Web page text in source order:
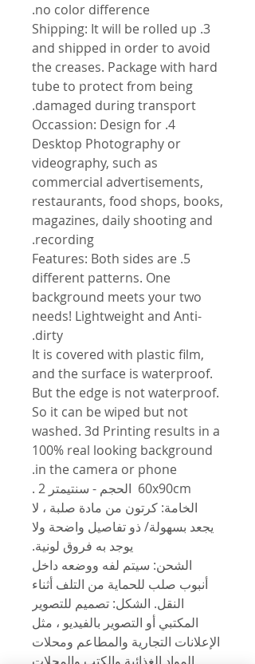
no color difference.
3. Shipping: It will be rolled up
and shipped in order to avoid
the creases. Package with hard
tube to protect from being
damaged during transport.
4. Occassion: Design for
Desktop Photography or
videography, such as
commercial advertisements,
restaurants, food shops, books,
magazines, daily shooting and
recording.
5. Features: Both sides are
different patterns. One
background meets your two
needs! Lightweight and Anti-
dirty.
It is covered with plastic film,
and the surface is waterproof.
But the edge is not waterproof.
So it can be wiped but not
washed. 3d Printing results in a
100% real looking background
in the camera or phone.
الخامة: كرتون من مادة صلبة ، لا
يجعد بسهولة/ ذو تفاصيل واضحة ولا
يوجد به فروق لونية.
الشحن: سيتم لفه ووضعه داخل
أنبوب صلب للحماية من التلف أثناء
النقل. الشكل: تصميم للتصوير
المكتبي أو التصوير بالفيديو ، مثل
الإعلانات التجارية والمطاعم ومحلات